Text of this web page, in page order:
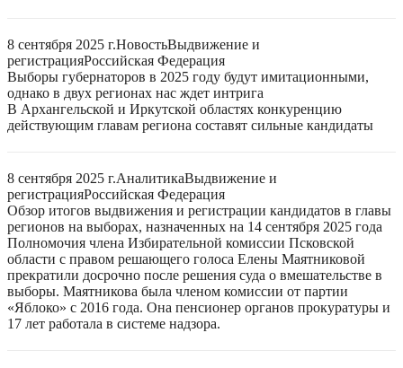
8 сентября 2025 г.НовостьВыдвижение и
регистрацияРоссийская Федерация
Выборы губернаторов в 2025 году будут имитационными,
однако в двух регионах нас ждет интрига
В Архангельской и Иркутской областях конкуренцию
действующим главам региона составят сильные кандидаты
8 сентября 2025 г.АналитикаВыдвижение и
регистрацияРоссийская Федерация
Обзор итогов выдвижения и регистрации кандидатов в главы
регионов на выборах, назначенных на 14 сентября 2025 года
Полномочия члена Избирательной комиссии Псковской
области с правом решающего голоса Елены Маятниковой
прекратили досрочно после решения суда о вмешательстве в
выборы. Маятникова была членом комиссии от партии
«Яблоко» с 2016 года. Она пенсионер органов прокуратуры и
17 лет работала в системе надзора.